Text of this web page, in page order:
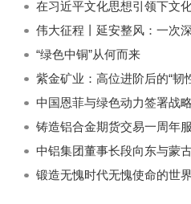
“绿色中铜”从何而来
紫金矿业：高位进阶后的“韧
中国恩菲与绿色动力签署战
铸造铝合金期货交易一周年